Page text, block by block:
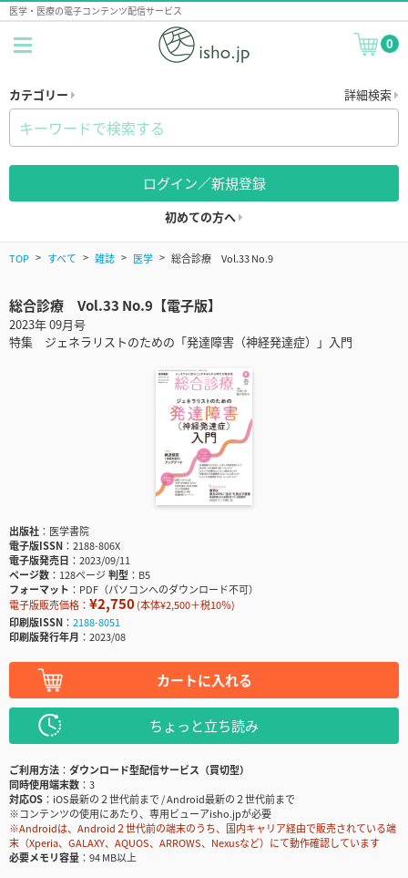
医学・医療の電子コンテンツ配信サービス
0
カテゴリー 詳細検索
ログイン／新規登録
初めての方へ
TOP すべて 雑誌 医学 総合診療 Vol.33 No.9
総合診療 Vol.33 No.9【電子版】
2023年 09月号
特集 ジェネラリストのための「発達障害（神経発達症）」入門
出版社
医学書院
電子版ISSN
2188-806X
電子版発売日
2023/09/11
ページ数
128ページ判型
B5
フォーマット
PDF（パソコンへのダウンロード不可）
電子版販売価格： ¥2,750(本体¥2,500＋税10％)
印刷版ISSN
2188-8051
印刷版発行年月
2023/08
カートに入れる
ちょっと立ち読み
ご利用方法
ダウンロード型配信サービス（買切型）
同時使用端末数
3
対応OS
iOS最新の２世代前まで / Android最新の２世代前まで
※コンテンツの使用にあたり、専用ビューアisho.jpが必要
※Androidは、Android２世代前の端末のうち、国内キャリア経由で販売されている端
末（Xperia、GALAXY、AQUOS、ARROWS、Nexusなど）にて動作確認しています
必要メモリ容量
94 MB以上